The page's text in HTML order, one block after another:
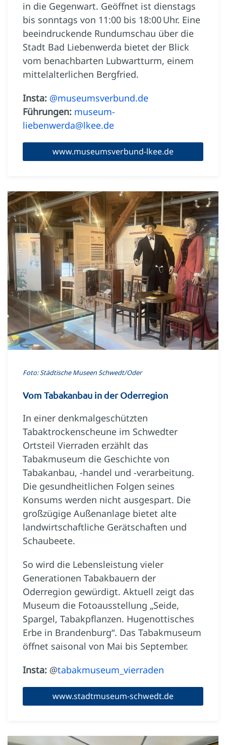
in die Gegenwart. Geöffnet ist dienstags
bis sonntags von 11:00 bis 18:00 Uhr. Eine
beeindruckende Rundumschau über die
Stadt Bad Liebenwerda bietet der Blick
vom benachbarten Lubwartturm, einem
mittelalterlichen Bergfried.
Insta: @museumsverbund.de
Führungen: museum-
liebenwerda@lkee.de
www.museumsverbund-lkee.de
Foto: Städtische Museen Schwedt/Oder
Vom Tabakanbau in der Oderregion
In einer denkmalgeschützten
Tabaktrockenscheune im Schwedter
Ortsteil Vierraden erzählt das
Tabakmuseum die Geschichte von
Tabakanbau, -handel und -verarbeitung.
Die gesundheitlichen Folgen seines
Konsums werden nicht ausgespart. Die
großzügige Außenanlage bietet alte
landwirtschaftliche Gerätschaften und
Schaubeete.
So wird die Lebensleistung vieler
Generationen Tabakbauern der
Oderregion gewürdigt. Aktuell zeigt das
Museum die Fotoausstellung „Seide,
Spargel, Tabakpflanzen. Hugenottisches
Erbe in Brandenburg“. Das Tabakmuseum
öffnet saisonal von Mai bis September.
Insta: @tabakmuseum_vierraden
www.stadtmuseum-schwedt.de